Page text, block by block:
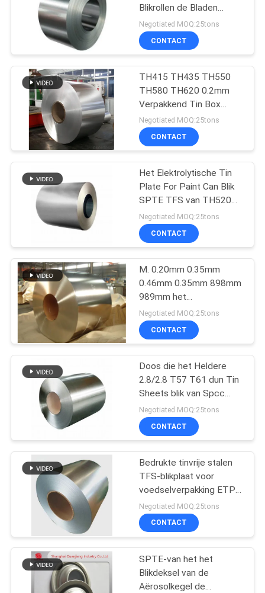
NIEUWS
GEVALLEN
VERZOEK
OM EEN
CITAAT
SITEMAP
PRIVACYBELEID
Blikdeksel
Blikrol
SPTE-blik
24
Tinvrij staal
16
Gedrukt Blik
Blikrollen de Bladen
SPTE TFS van Blikrollen
Negotiated MOQ:25tons
CONTACT
TH415 TH435 TH550
TH580 TH620 0.2mm
Verpakkend Tin Box
Tinplate SPTE TFS
Negotiated MOQ:25tons
CONTACT
Het Elektrolytische Tin
Plate For Paint Can Blik
SPTE TFS van TH520
TH580 AISI
Negotiated MOQ:25tons
CONTACT
M. 0.20mm 0.35mm
0.46mm 0.35mm 898mm
989mm het
Elektrolytische blik van
de roestweerstand voor
het blik van de het
voedselverpakking
Negotiated MOQ:25tons
CONTACT
Doos die het Heldere
2.8/2.8 T57 T61 dun Tin
Sheets blik van Spcc
onthardt
Negotiated MOQ:25tons
CONTACT
Bedrukte tinvrije stalen
TFS-blikplaat voor
voedselverpakking ETP
TFS
Negotiated MOQ:25tons
CONTACT
SPTE-van het het
Blikdeksel van de
Aërosolkegel de